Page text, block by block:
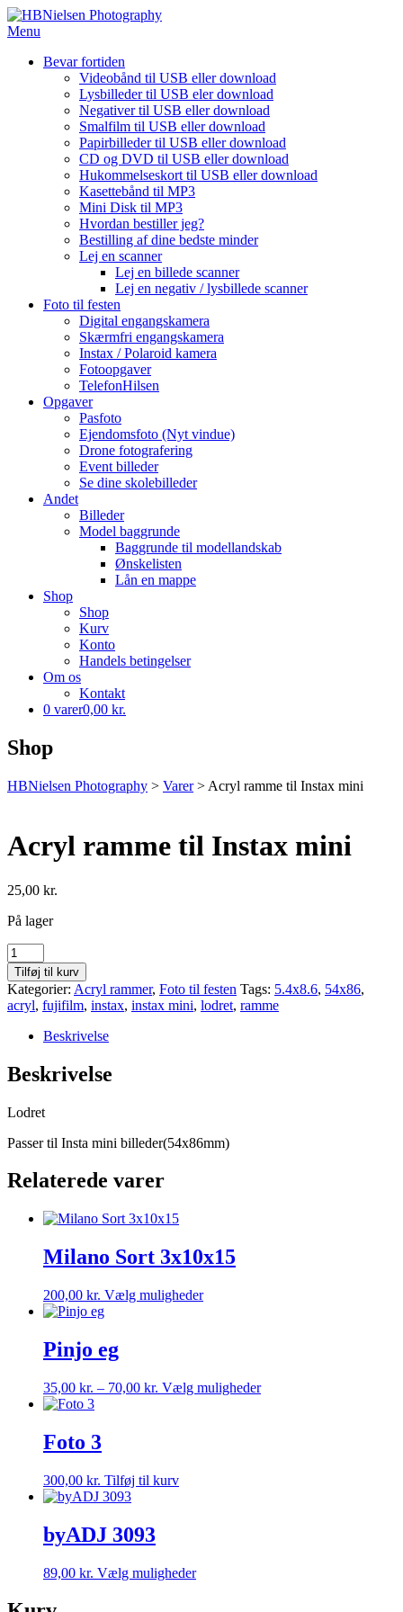
Spring
til
Menu
Bevar fortiden
Videobånd til USB eller download
Lysbilleder til USB eler download
Negativer til USB eller download
Smalfilm til USB eller download
Papirbilleder til USB eller download
CD og DVD til USB eller download
Hukommelseskort til USB eller download
Kasettebånd til MP3
Mini Disk til MP3
Hvordan bestiller jeg?
Bestilling af dine bedste minder
Lej en scanner
Lej en billede scanner
Lej en negativ / lysbillede scanner
Foto til festen
Digital engangskamera
Skærmfri engangskamera
Instax / Polaroid kamera
Fotoopgaver
TelefonHilsen
Opgaver
Pasfoto
Ejendomsfoto (Nyt vindue)
Drone fotografering
Event billeder
Se dine skolebilleder
Andet
Billeder
Model baggrunde
Baggrunde til modellandskab
Ønskelisten
Lån en mappe
Shop
Shop
Kurv
Konto
Handels betingelser
Om os
Kontakt
0 varer0,00 kr.
Shop
HBNielsen Photography > Varer> Acryl ramme til Instax mini
Acryl ramme til Instax mini
25,00 kr.
På lager
Acryl
ramme
til
Instax
mini
antal
Tilføj til kurv
Kategorier: Acryl rammer, Foto til festen Tags: 5.4x8.6, 54x86,
acryl, fujifilm, instax, instax mini, lodret, ramme
Beskrivelse
Beskrivelse
Lodret
Passer til Insta mini billeder(54x86mm)
Relaterede varer
Milano Sort 3x10x15
200,00 kr. Vælg mulighederDette
kan
Pinjo eg
35,00 kr. – 70,00 kr. Prisinterval:
Vælg mulighederDette
Foto 3
300,00 kr. Tilføj til kurv
byADJ 3093
89,00 kr. Vælg mulighederDette